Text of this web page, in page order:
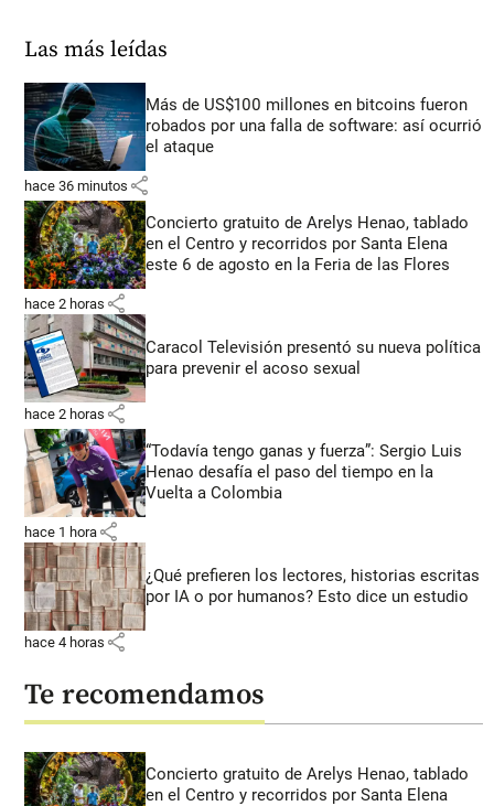
Las más leídas
Más de US$100 millones en bitcoins fueron
robados por una falla de software: así ocurrió
el ataque
hace 36 minutos share
Concierto gratuito de Arelys Henao, tablado
en el Centro y recorridos por Santa Elena
este 6 de agosto en la Feria de las Flores
hace 2 horas share
Caracol Televisión presentó su nueva política
para prevenir el acoso sexual
hace 2 horas share
“Todavía tengo ganas y fuerza”: Sergio Luis
Henao desafía el paso del tiempo en la
Vuelta a Colombia
hace 1 hora share
¿Qué prefieren los lectores, historias escritas
por IA o por humanos? Esto dice un estudio
hace 4 horas share
Te recomendamos
Concierto gratuito de Arelys Henao, tablado
en el Centro y recorridos por Santa Elena